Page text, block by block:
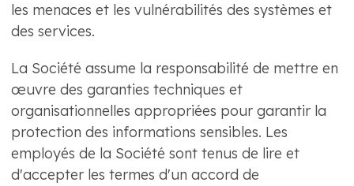
les menaces et les vulnérabilités des systèmes et
des services.
La Société assume la responsabilité de mettre en
œuvre des garanties techniques et
organisationnelles appropriées pour garantir la
protection des informations sensibles. Les
employés de la Société sont tenus de lire et
d'accepter les termes d'un accord de